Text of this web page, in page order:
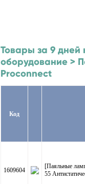
Товары за 9 дней
оборудование >
Proconnect
Код
1609604
[Паяльные
55